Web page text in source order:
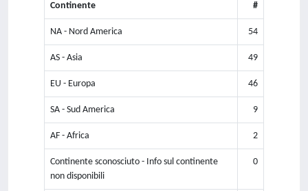
Continente #
NA - Nord America 54
AS - Asia 49
EU - Europa 46
SA - Sud America 9
AF - Africa 2
Continente sconosciuto - Info sul continente
non disponibili
0